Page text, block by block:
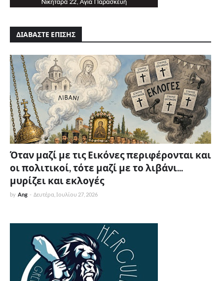
ΔΙΑΒΑΣΤΕ ΕΠΙΣΗΣ
Όταν μαζί με τις Εικόνες περιφέρονται και
οι πολιτικοί, τότε μαζί με το λιβάνι...
μυρίζει και εκλογές
by Ang - Δευτέρα, Ιουλίου 27, 2026